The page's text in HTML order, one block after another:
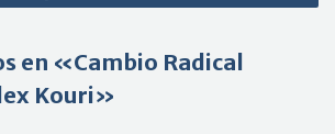
en «Cambio Radical
Kouri»